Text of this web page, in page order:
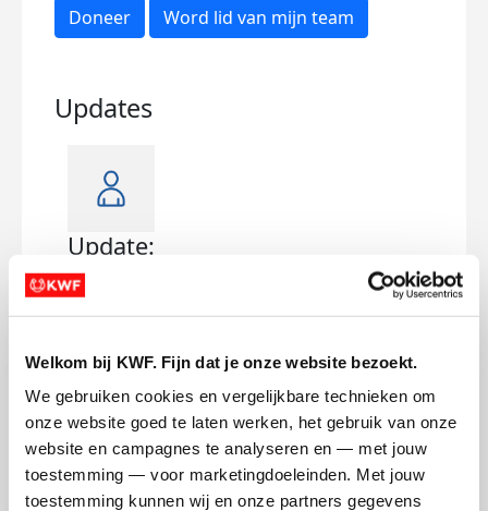
Welkom bij KWF. Fijn dat je onze website bezoekt.
We gebruiken cookies en vergelijkbare technieken om
onze website goed te laten werken, het gebruik van onze
website en campagnes te analyseren en — met jouw
toestemming — voor marketingdoeleinden. Met jouw
toestemming kunnen wij en onze partners gegevens
Doneer Word lid van mijn team
Updates
Update:
woensdag 4 februari 2026
Vandaag 4 februari, precies 5 maanden
wachtruimte, Mammografie van het Haga
als waar waar we 4 september zaten voor
de allereerste scan.
Alleen nu zitten we er, om magneetjes aan
te brengen ter voorbereiding op de
borstbesparende operatie die op 12